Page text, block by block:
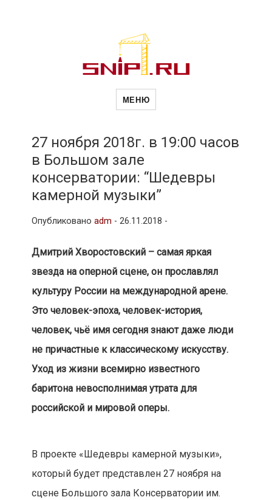
Новости
и
другие связанные со стройкой
рубрики
МЕНЮ
27 ноября 2018г. в 19:00 часов
в Большом зале
консерватории: “Шедевры
камерной музыки”
Опубликовано adm - 26.11.2018 -
Дмитрий Хворостовский – самая яркая
звезда на оперной сцене, он прославлял
культуру России на международной арене.
Это человек-эпоха, человек-история,
человек, чьё имя сегодня знают даже люди
не причастные к классическому искусству.
Уход из жизни всемирно известного
баритона невосполнимая утрата для
российской и мировой оперы.
В проекте «Шедевры камерной музыки»,
который будет представлен 27 ноября на
сцене Большого зала Консерватории им.